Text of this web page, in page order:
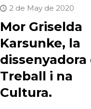
2 de May de 2020
Mor Griselda
Karsunke, la
dissenyadora
Treball i na
Cultura.